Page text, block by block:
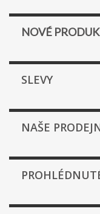
NOVÉ
SLEVY
NAŠE